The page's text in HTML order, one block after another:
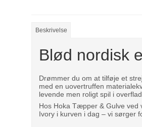
Beskrivelse
Blød nordisk
Drømmer du om at tilføje et
med en uovertruffen
levende men roligt spil i
Hos Hoka Tæpper & Gulve
Ivory i kurven i dag – vi sørger